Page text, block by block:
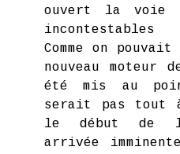
ouvert la voie
incontestables
Comme on
nouveau
été mis au
serait pas tout
le début de
arrivée